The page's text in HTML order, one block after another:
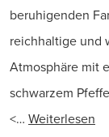
beruhigenden
reichhaltige und
Atmosphäre mit
schwarzem
<… Weiterlesen